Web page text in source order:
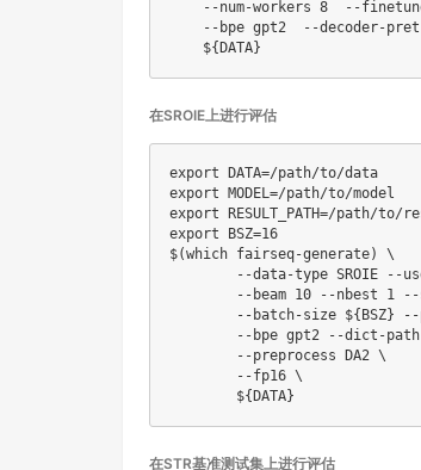
    --num-workers
8
--
--bpe gpt2  --decoder-
${DATA}
在SROIE上进行评估
export DATA=
export
MODEL=
export
RESULT_PATH=
export
BSZ=16
$(which fairseq-generate)
\
--data-type SROIE --
        --beam
10 --nbest 1 --
        --batch-size
${BSZ} --
--bpe gpt2 --dict-
        --preprocess DA2
\
        --fp16
\
${DATA}
在STR基准测试集上进行评估